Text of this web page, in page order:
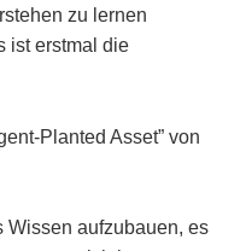
zu lernen
ist erstmal die
Planted Asset” von
Wissen aufzubauen, es